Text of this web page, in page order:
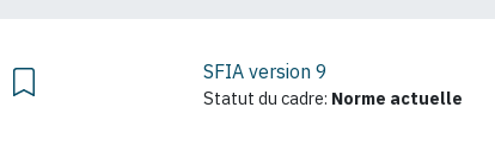
SFIA version 9
Statut du cadre: Norme actuelle